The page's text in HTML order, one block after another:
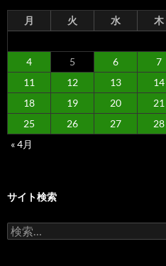
月 火 水 木
4
5 6 7
11
12 13 14
18
19 20 21
25
26 27 28
« 4月
サイト検索
検
索: